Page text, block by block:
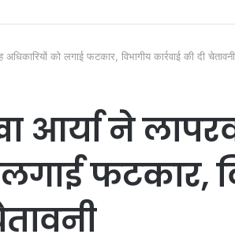
को लगाई फटकार, विभागीय कार्रवाई की दी चेतावनी
आर्या ने
फटकार,